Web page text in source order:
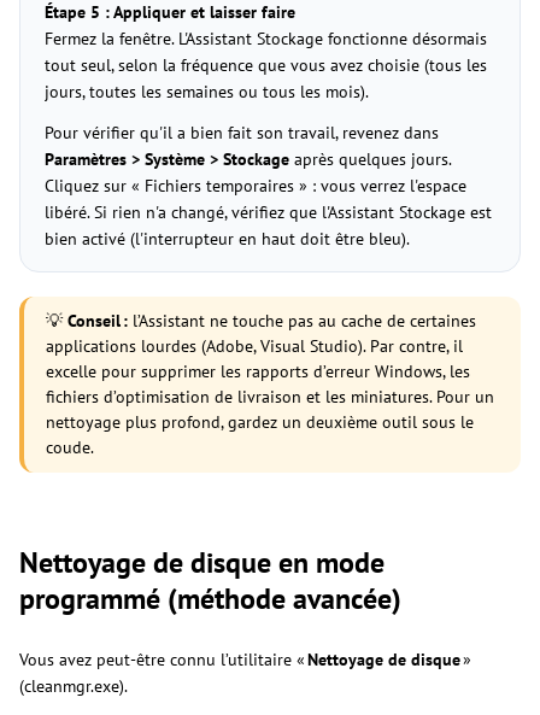
Étape 5 : Appliquer et laisser faire
Fermez la fenêtre. L'Assistant Stockage fonctionne désormais
tout seul, selon la fréquence que vous avez choisie (tous les
jours, toutes les semaines ou tous les mois).
Pour vérifier qu'il a bien fait son travail, revenez dans
Paramètres > Système > Stockage après quelques jours.
Cliquez sur « Fichiers temporaires » : vous verrez l'espace
libéré. Si rien n'a changé, vérifiez que l'Assistant Stockage est
bien activé (l'interrupteur en haut doit être bleu).
💡Conseil : l’Assistant ne touche pas au cache de certaines
applications lourdes (Adobe, Visual Studio). Par contre, il
excelle pour supprimer les rapports d’erreur Windows, les
fichiers d’optimisation de livraison et les miniatures. Pour un
nettoyage plus profond, gardez un deuxième outil sous le
coude.
Nettoyage de disque en mode
programmé (méthode avancée)
Vous avez peut-être connu l’utilitaire «Nettoyage de disque»
(cleanmgr.exe).